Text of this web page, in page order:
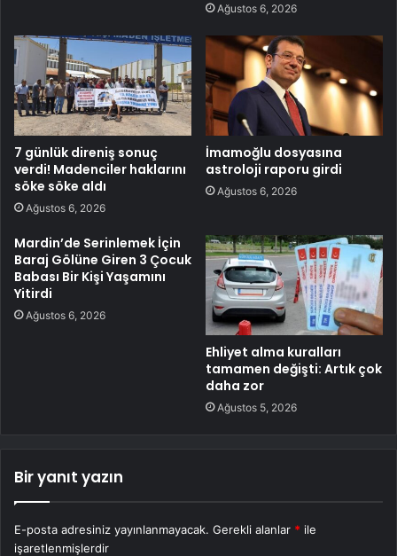
Ağustos 6, 2026
7 günlük direniş sonuç
verdi! Madenciler haklarını
söke söke aldı
Ağustos 6, 2026
İmamoğlu dosyasına
astroloji raporu girdi
Ağustos 6, 2026
Mardin’de Serinlemek İçin
Baraj Gölüne Giren 3 Çocuk
Babası Bir Kişi Yaşamını
Yitirdi
Ağustos 6, 2026
Ehliyet alma kuralları
tamamen değişti: Artık çok
daha zor
Ağustos 5, 2026
Bir yanıt yazın
E-posta adresiniz yayınlanmayacak. Gerekli alanlar * ile
işaretlenmişlerdir